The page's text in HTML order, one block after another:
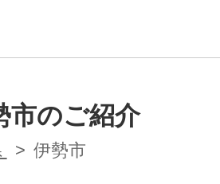
市のご紹介
伊勢市